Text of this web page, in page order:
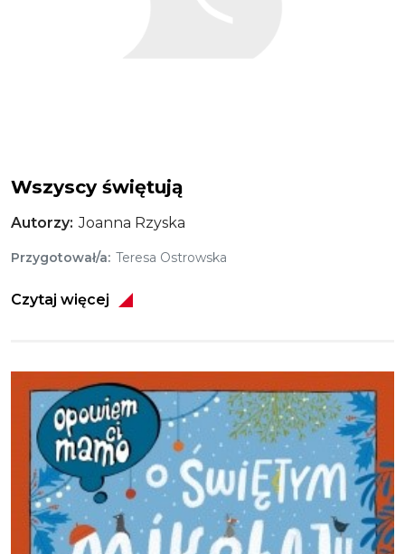
Wszyscy świętują
Autorzy Joanna Rzyska
Przygotował/a Teresa Ostrowska
Czytaj więcej